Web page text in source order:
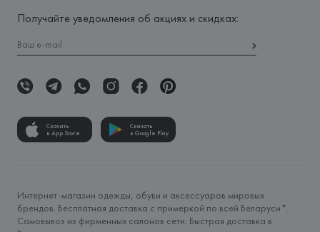
Получайте уведомления об акциях и скидках:
Скачать
в App Store
Скачать
в Google Play
Интернет-магазин одежды, обуви и аксессуаров мировых
брендов. Бесплатная доставка с примеркой по всей Беларуси*.
Самовывоз из фирменных салонов сети. Быстрая доставка в